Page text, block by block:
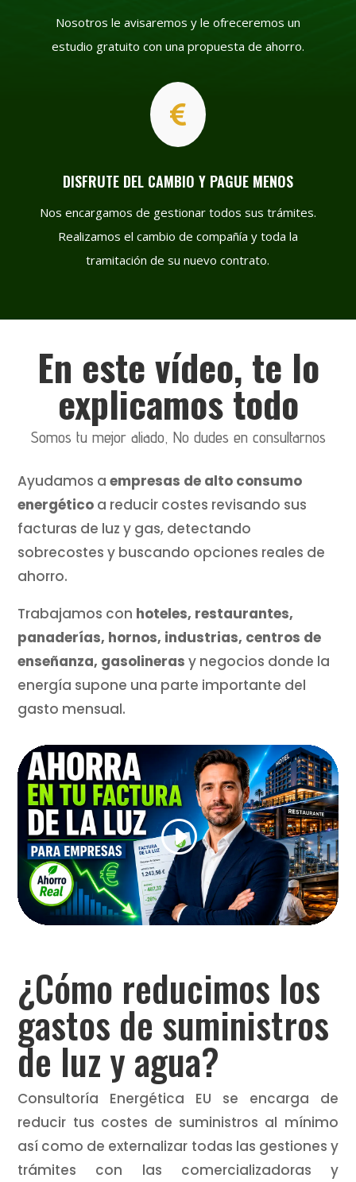
Nosotros le avisaremos y le ofreceremos un
estudio gratuito con una propuesta de ahorro.

DISFRUTE DEL CAMBIO Y PAGUE MENOS
Nos encargamos de gestionar todos sus trámites.
Realizamos el cambio de compañía y toda la
tramitación de su nuevo contrato.
En este vídeo, te lo
explicamos todo
Somos tu mejor aliado, No dudes en consultarnos
Ayudamos aempresas de alto consumo
energético a reducir costes revisando sus
facturas de luz y gas, detectando
sobrecostes y buscando opciones reales de
ahorro.
Trabajamos con hoteles, restaurantes,
panaderías, hornos, industrias, centros de
enseñanza, gasolineras y negocios donde la
energía supone una parte importante del
gasto mensual.
¿Cómo reducimos los
gastos de suministros
de luz y agua?
Consultoría Energética EU se encarga de
reducir tus costes de suministros al mínimo
así como de externalizar todas las gestiones y
trámites con las comercializadoras y